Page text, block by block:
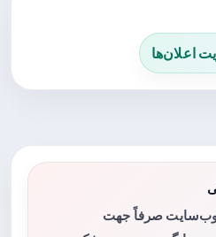
اعلان‌ها
وب‌سایت صرفاً جهت